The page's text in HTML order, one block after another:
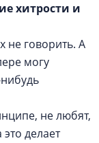
хитрости и
не говорить. А
могу
не любят,
делает